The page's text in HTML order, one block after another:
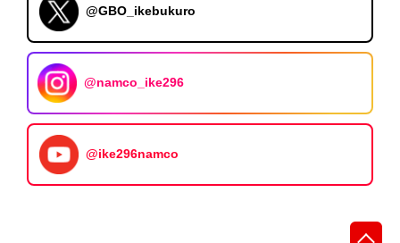
@GBO_ikebukuro
@namco_ike296
@ike296namco